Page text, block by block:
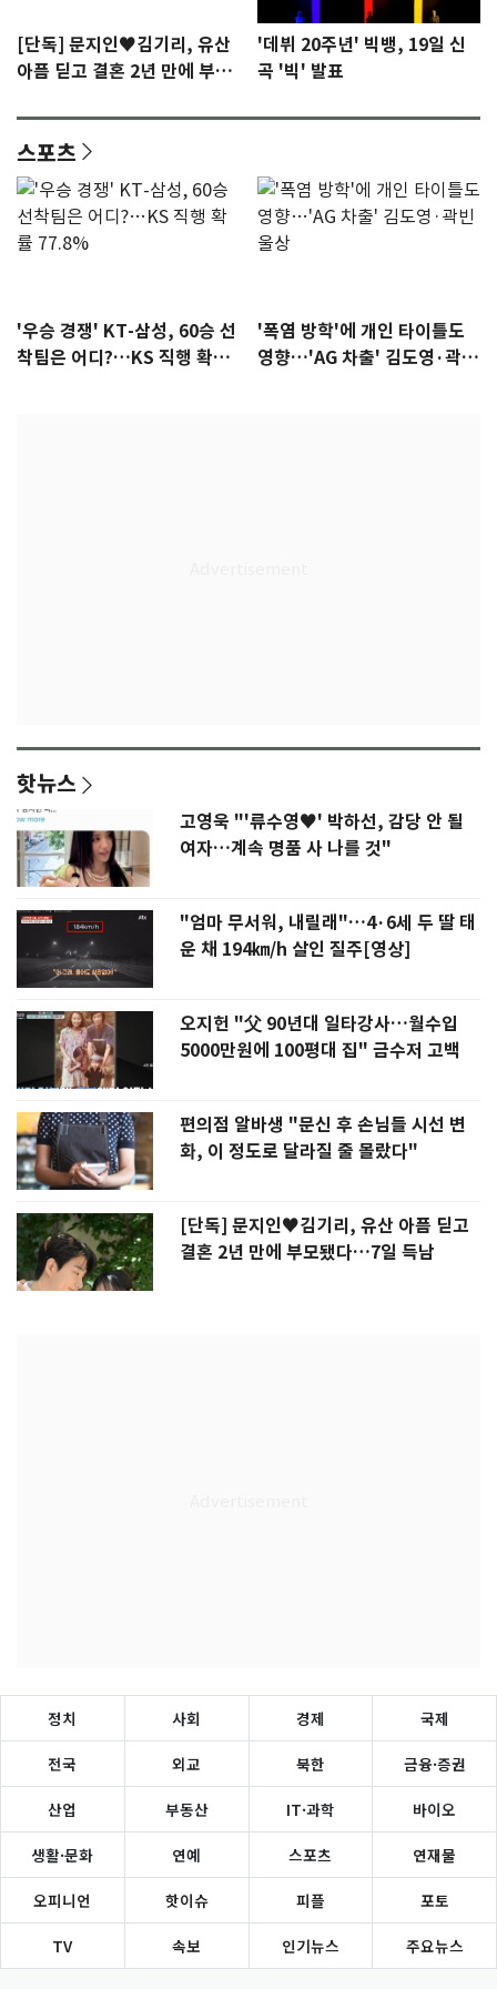
[단독] 문지인♥김기리, 유산
아픔 딛고 결혼 2년 만에 부모
'데뷔 20주년' 빅뱅, 19일 신
곡 '빅' 발표
스포츠
'우승 경쟁' KT-삼성, 60승 선
착팀은 어디?…KS 직행 확률
'폭염 방학'에 개인 타이틀도
영향…'AG 차출' 김도영·곽빈
핫뉴스
고영욱 "'류수영♥' 박하선, 감당 안 될
여자…계속 명품 사 나를 것"
"엄마 무서워, 내릴래"…4·6세 두 딸 태
운 채 194㎞/h 살인 질주[영상]
오지헌 "父 90년대 일타강사…월수입
5000만원에 100평대 집" 금수저 고백
편의점 알바생 "문신 후 손님들 시선 변
화, 이 정도로 달라질 줄 몰랐다"
[단독] 문지인♥김기리, 유산 아픔 딛고
결혼 2년 만에 부모됐다…7일 득남
정치 사회 경제 국제
전국 외교 북한 금융·증권
산업 부동산 IT·과학 바이오
생활·문화 연예 스포츠 연재물
오피니언 핫이슈 피플 포토
TV 속보 인기뉴스 주요뉴스